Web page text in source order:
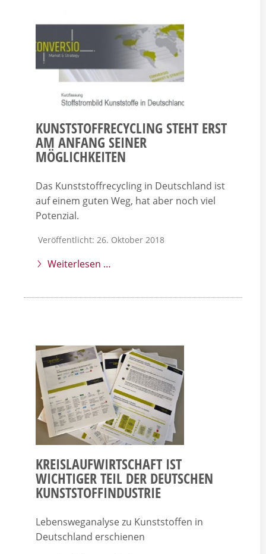
KUNSTSTOFFRECYCLING STEHT ERST
AM ANFANG SEINER
MÖGLICHKEITEN
Das Kunststoffrecycling in Deutschland ist
auf einem guten Weg, hat aber noch viel
Potenzial.
Veröffentlicht: 26. Oktober 2018
Weiterlesen …
KREISLAUFWIRTSCHAFT IST
WICHTIGER TEIL DER DEUTSCHEN
KUNSTSTOFFINDUSTRIE
Lebensweganalyse zu Kunststoffen in
Deutschland erschienen